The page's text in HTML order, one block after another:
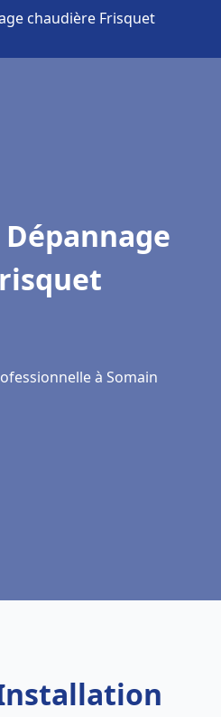
chaudière Frisquet
à Somain